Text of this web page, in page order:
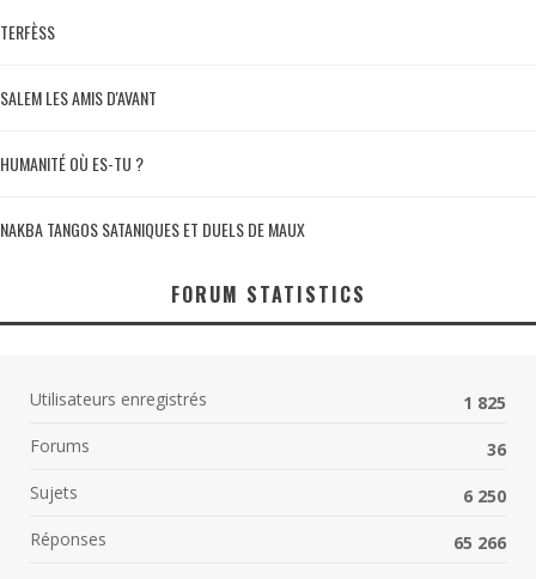
TERFÈSS
SALEM LES AMIS D'AVANT
HUMANITÉ OÙ ES-TU ?
NAKBA TANGOS SATANIQUES ET DUELS DE MAUX
FORUM STATISTICS
Utilisateurs enregistrés
1 825
Forums
36
Sujets
6 250
Réponses
65 266